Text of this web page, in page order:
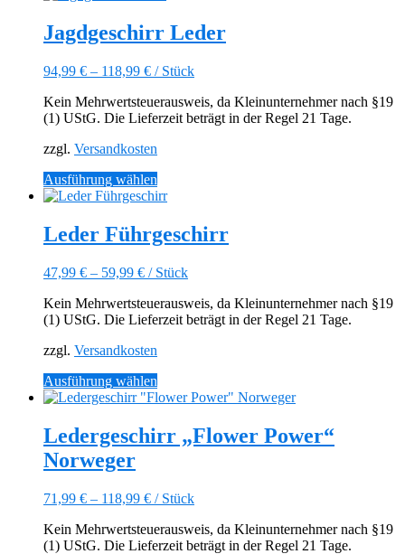
mehrere
Varianten
Die
können
auf
Produktseite
gewählt
werden
Jagdgeschirr Leder
94,99 € – 118,99 € / Stück
Kein Mehrwertsteuerausweis, da Kleinunternehmer nach §19
(1) UStG. Die Lieferzeit beträgt in der Regel 21 Tage.
zzgl. Versandkosten
Ausführung wählen
Produkt
mehrere
Varianten
Die
können
auf
Produktseite
gewählt
werden
Leder Führgeschirr
47,99 € – 59,99 € / Stück
Kein Mehrwertsteuerausweis, da Kleinunternehmer nach §19
(1) UStG. Die Lieferzeit beträgt in der Regel 21 Tage.
zzgl. Versandkosten
Ausführung wählen
Produkt
mehrere
Varianten
Optionen
können
auf
der
Ledergeschirr „Flower Power“
Norweger
71,99 € – 118,99 € / Stück
Kein Mehrwertsteuerausweis, da Kleinunternehmer nach §19
(1) UStG. Die Lieferzeit beträgt in der Regel 21 Tage.